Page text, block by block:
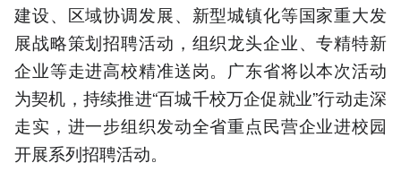
建设、区域协调发展、新型城镇化等国家重大发
展战略策划招聘活动，组织龙头企业、专精特新
企业等走进高校精准送岗。广东省将以本次活动
为契机，持续推进“百城千校万企促就业”行动走深
走实，进一步组织发动全省重点民营企业进校园
开展系列招聘活动。